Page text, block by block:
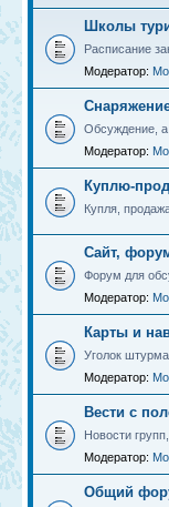
Школы
Расписание
Модератор:
Обсуждение, а
Модератор:
Куплю-
Купля,
Сайт,
Форум для
Модератор:
Карты и
Уголок
Модератор:
Вести с
Новости
Модератор:
Общий